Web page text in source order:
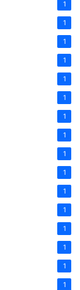
1
1
1
1
1
1
1
1
1
1
1
1
1
1
1
1